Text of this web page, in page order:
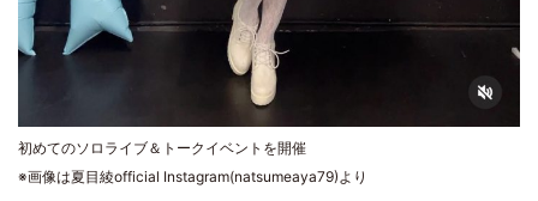
初めてのソロライブ＆トークイベントを開催
※画像は夏目綾official Instagram(natsumeaya79)より